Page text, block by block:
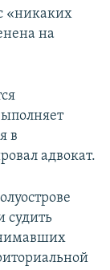
«никаких
на
в
адвокат.
судить